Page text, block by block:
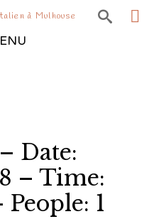
à Mulhouse 
Date:
– Time:
1